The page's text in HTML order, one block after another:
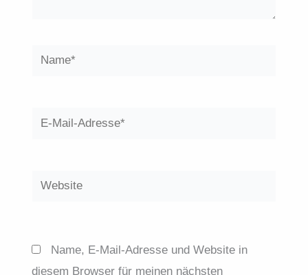
Name*
E-
Website
Name, E-Mail-Adresse und Website in
diesem Browser für meinen nächsten